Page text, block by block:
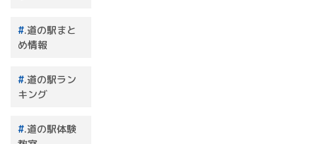
.道の駅まと
め情報
.道の駅ラン
キング
.道の駅体験